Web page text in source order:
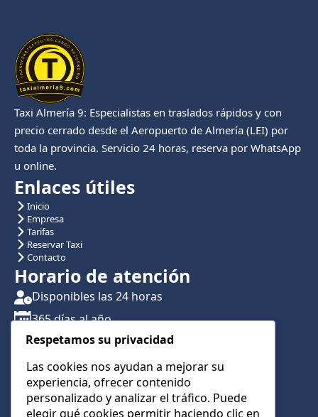
Taxi Almería 9: Especialistas en traslados rápidos y con
precio cerrado desde el Aeropuerto de Almería (LEI) por
toda la provincia. Servicio 24 horas, reserva por WhatsApp
u online.
Enlaces útiles
Inicio
Empresa
Tarifas
Reservar Taxi
Contacto
Horario de atención
Disponibles las 24 horas
365 días al año
Traslados con reserva previa
Atención por teléfono y WhatsApp 24/7
CONTÁCTANOS
+34 622 01 23 74
Respetamos su privacidad
Las cookies nos ayudan a mejorar su
experiencia, ofrecer contenido
personalizado y analizar el tráfico. Puede
elegir qué cookies permitir haciendo clic en